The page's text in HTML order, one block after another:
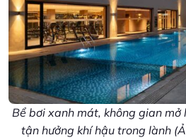
Bể bơi xanh mát, không gian
tận hưởng khí hậu trong lành